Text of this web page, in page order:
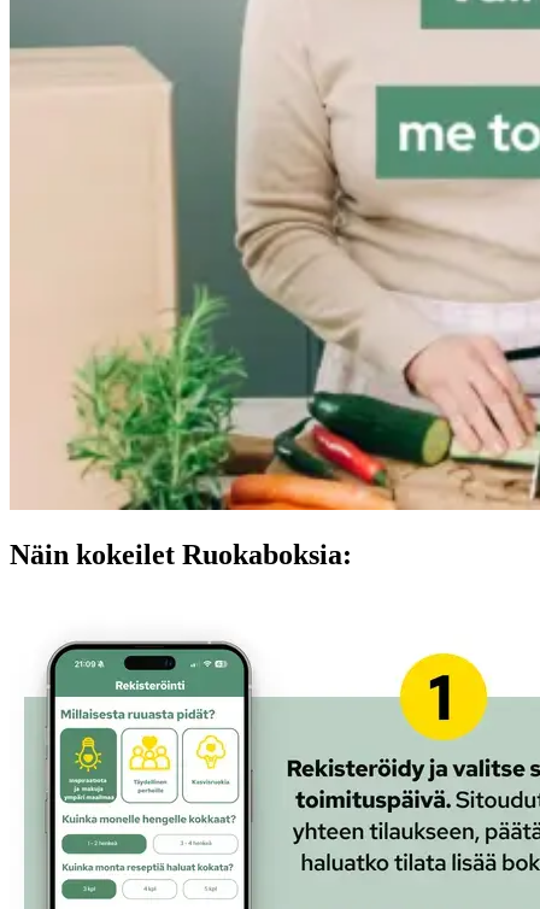
Näin kokeilet Ruokaboksia: